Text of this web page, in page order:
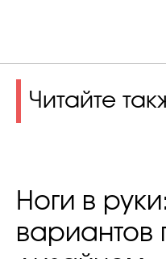
Читайте
Ноги в